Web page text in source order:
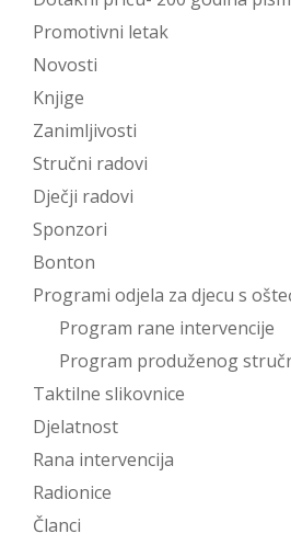
Promotivni letak
Novosti
Knjige
Zanimljivosti
Stručni radovi
Dječji radovi
Sponzori
Bonton
Programi odjela za djecu s
Program rane intervencije
Program produženog
Taktilne slikovnice
Djelatnost
Rana intervencija
Radionice
Članci